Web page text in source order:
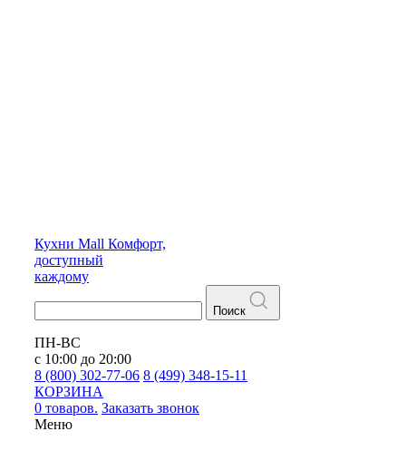
Кухни Mall Комфорт,
доступный
каждому
Поиск
ПН-ВС
с 10:00 до 20:00
8 (800) 302-77-06 8 (499) 348-15-11
КОРЗИНА
0 товаров. Заказать звонок
Меню